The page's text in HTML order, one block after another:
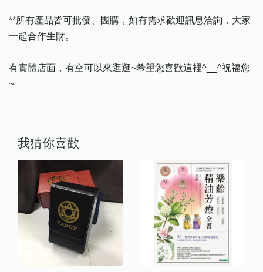
**所有產品皆可批發、團購，如有需求歡迎訊息洽詢，大家
一起合作生財。
有實體店面，有空可以來逛逛~希望您喜歡這裡^__^祝福您
~
我猜你喜歡